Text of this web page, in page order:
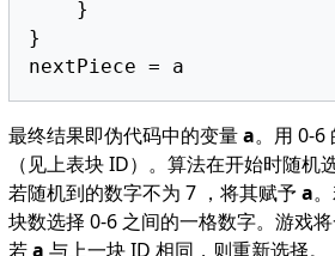
}
最终结果即伪代码中的变量a。用 0-6
（见上表块 ID）。算法在开始时随机
若随机到的数字不为 7 ，将其赋予a
块数选择 0-6 之间的一格数字。游戏将
若a 与上一块 ID 相同，则重新选择。